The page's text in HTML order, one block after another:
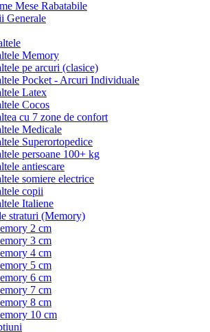
Mese Rabatabile
Generale
Memory
pe arcuri (clasice)
Pocket - Arcuri Individuale
Latex
Cocos
cu 7 zone de confort
Medicale
Superortopedice
persoane 100+ kg
antiescare
somiere electrice
copii
Italiene
straturi (Memory)
2 cm
3 cm
4 cm
5 cm
6 cm
7 cm
8 cm
10 cm